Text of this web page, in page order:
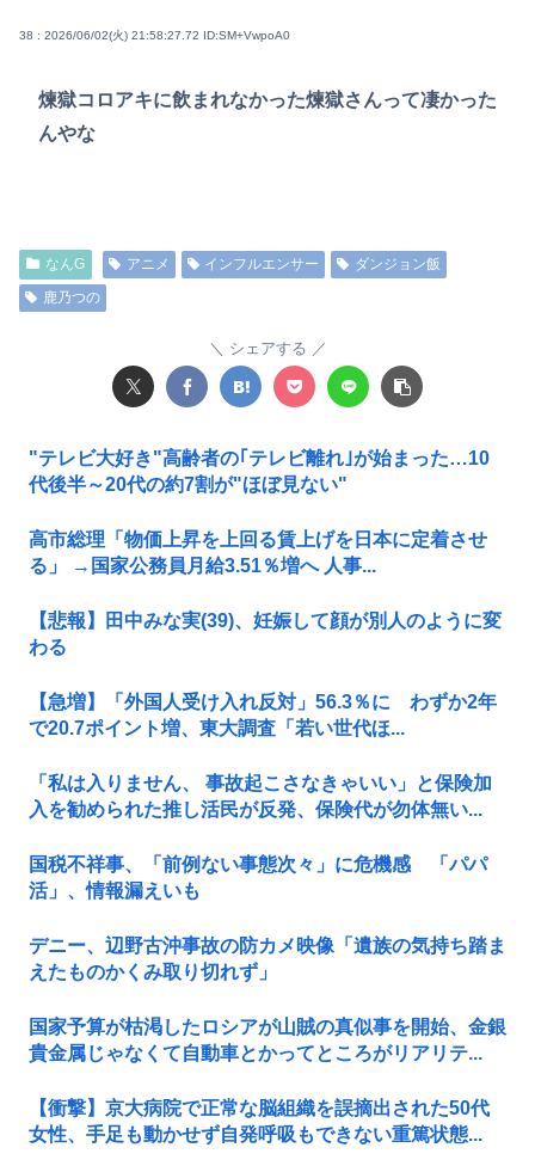
38 : 2026/06/02(火) 21:58:27.72 ID:SM+VwpoA0
煉獄コロアキに飲まれなかった煉獄さんって凄かった
んやな
なんG アニメ インフルエンサー
ダンジョン飯
鹿乃つの
シェアする
"テレビ大好き"高齢者の｢テレビ離れ｣が始まった…10
代後半～20代の約7割が"ほぼ見ない"
高市総理「物価上昇を上回る賃上げを日本に定着させ
る」 →国家公務員月給3.51％増へ 人事...
【悲報】田中みな実(39)、妊娠して顔が別人のように変
わる
【急増】「外国人受け入れ反対」56.3％に わずか2年
で20.7ポイント増、東大調査「若い世代ほ...
「私は入りません、 事故起こさなきゃいい」と保険加
入を勧められた推し活民が反発、保険代が勿体無い...
国税不祥事、「前例ない事態次々」に危機感 「パパ
活」、情報漏えいも
デニー、辺野古沖事故の防カメ映像「遺族の気持ち踏ま
えたものかくみ取り切れず」
国家予算が枯渇したロシアが山賊の真似事を開始、金銀
貴金属じゃなくて自動車とかってところがリアリテ...
【衝撃】京大病院で正常な脳組織を誤摘出された50代
女性、手足も動かせず自発呼吸もできない重篤状態...